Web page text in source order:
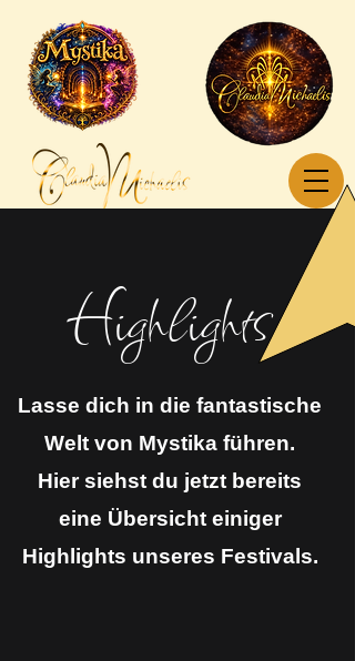
Highlights
Lasse dich in die fantastische
Welt von Mystika führen.
Hier siehst du jetzt bereits
eine Übersicht einiger
Highlights unseres Festivals.